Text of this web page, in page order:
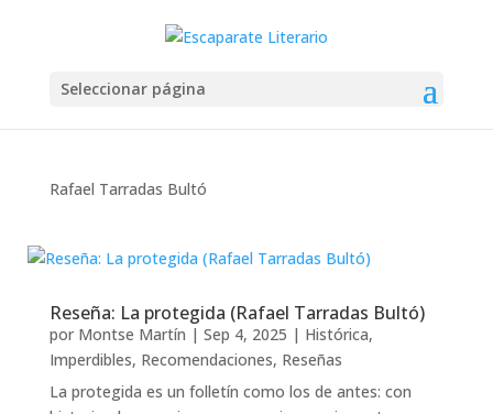
Seleccionar página
Rafael Tarradas Bultó
Reseña: La protegida (Rafael Tarradas Bultó)
por Montse Martín | Sep 4, 2025 | Histórica,
Imperdibles, Recomendaciones, Reseñas
La protegida es un folletín como los de antes: con